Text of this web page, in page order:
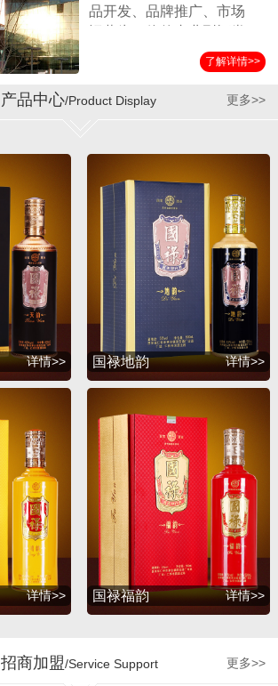
品开发、品牌推广、市场
营销企业。公司始终坚持
以消费者诉求为导向，客
户满意为服务标准，秉承
的支持和公司员工的努力
公司自成立以来与贵州第
三大酱酒生产企业——贵
州省仁怀市茅台镇国宝酒
厂结为战略合作伙伴，经
过双方的共同努力，成功
推出并运作了国宝系列产
品，年销售额突破1亿余
元。短短几年，公司在全
国各地建立了稳定的销售
渠道，产品销量持续攀
的支持与厚爱。2012年
初，公司为满足广大消费
者的诉求，联合深圳知名
包装设计公司胡景润工作
室、贵州大学酒体设计专
家吴天祥教授、贵州茅台
酒厂酿酒工程师梁明峰先
生，倾力推出战略品牌
——国禄系列酒，与此同
时公司和茅台集团、五粮
州珍酒、金沙回沙酒业等
了解详情>>
产品中心/Product Display 更多>>
详情>> 国禄地韵 详情>>
详情>> 国禄福韵 详情>>
招商加盟/Service Support 更多>>